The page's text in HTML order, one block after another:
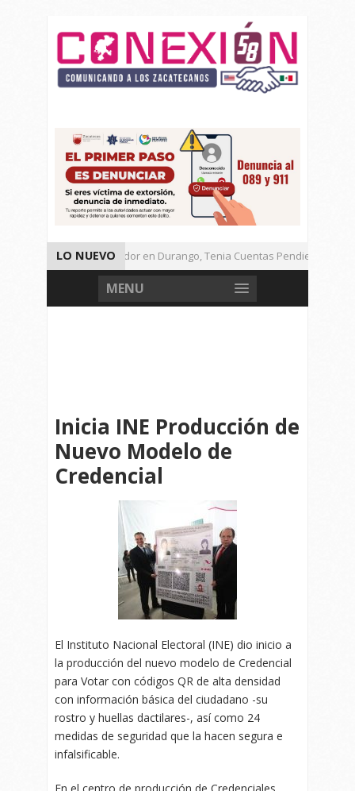
LO NUEVO
Detienen a Defraudador en Durango, Tenia Cuentas Pendientes en Zac.
Presenta Presidenta Sheinbaum, 10 Acciones Para Explotación de Gas
MENU
Inicia INE Producción de
Nuevo Modelo de
Credencial
El Instituto Nacional Electoral (INE) dio inicio a
la producción del nuevo modelo de Credencial
para Votar con códigos QR de alta densidad
con información básica del ciudadano -su
rostro y huellas dactilares-, así como 24
medidas de seguridad que la hacen segura e
infalsificable.